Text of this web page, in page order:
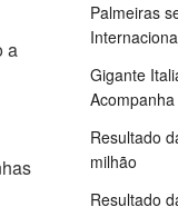
a
Palmeiras
Gigante
Resultado
milhão
Resultado